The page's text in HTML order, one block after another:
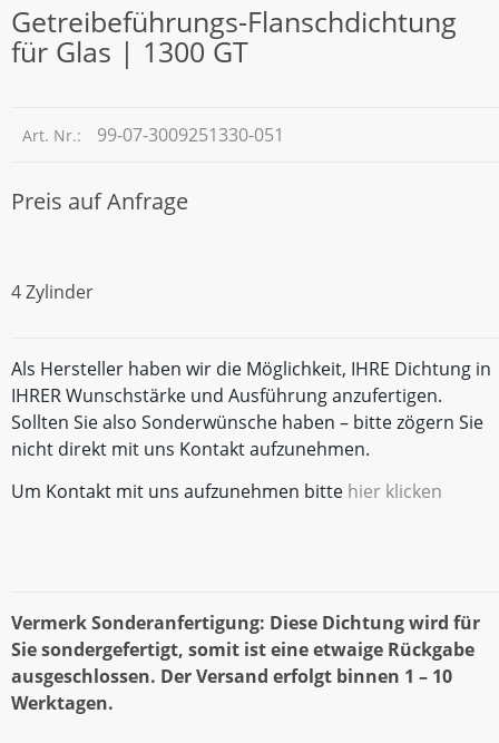
Getreibeführungs-Flanschdichtung
für Glas | 1300 GT
Art. Nr.: 99-07-3009251330-051
Preis auf Anfrage
4 Zylinder
Als Hersteller haben wir die Möglichkeit, IHRE Dichtung in
IHRER Wunschstärke und Ausführung anzufertigen.
Sollten Sie also Sonderwünsche haben – bitte zögern Sie
nicht direkt mit uns Kontakt aufzunehmen.
Um Kontakt mit uns aufzunehmen bitte hier klicken
Vermerk Sonderanfertigung: Diese Dichtung wird für
Sie sondergefertigt, somit ist eine etwaige Rückgabe
ausgeschlossen. Der Versand erfolgt binnen 1 – 10
Werktagen.